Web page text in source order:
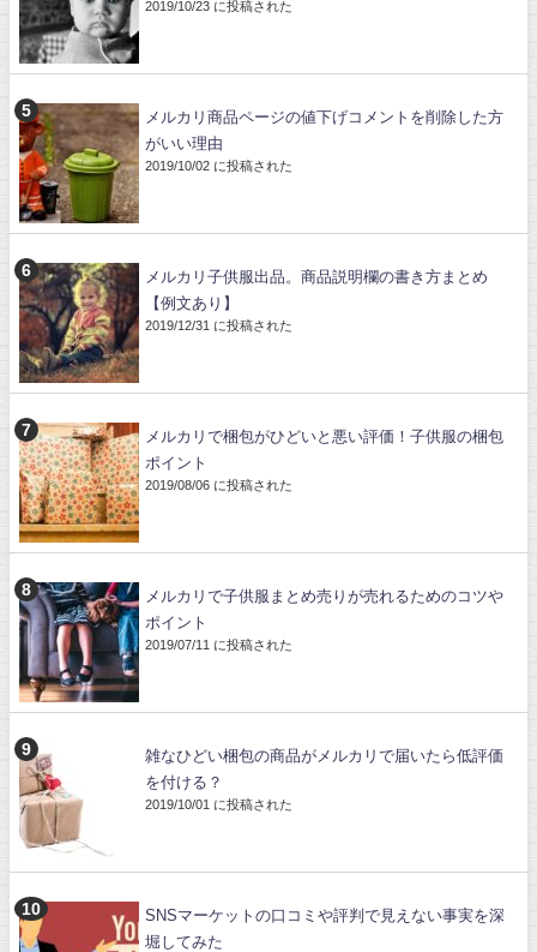
2019/10/23 に投稿された
メルカリ商品ページの値下げコメントを削除した方
がいい理由
2019/10/02 に投稿された
メルカリ子供服出品。商品説明欄の書き方まとめ
【例文あり】
2019/12/31 に投稿された
メルカリで梱包がひどいと悪い評価！子供服の梱包
ポイント
2019/08/06 に投稿された
メルカリで子供服まとめ売りが売れるためのコツや
ポイント
2019/07/11 に投稿された
雑なひどい梱包の商品がメルカリで届いたら低評価
を付ける？
2019/10/01 に投稿された
SNSマーケットの口コミや評判で見えない事実を深
堀してみた